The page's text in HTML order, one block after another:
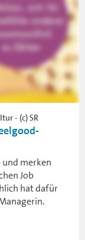
- (c) SR
und merken
Job
hat dafür